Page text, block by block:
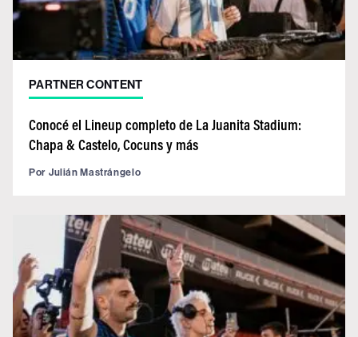
PARTNER CONTENT
Conocé el Lineup completo de La Juanita Stadium:
Chapa & Castelo, Cocuns y más
Por Julián Mastrángelo